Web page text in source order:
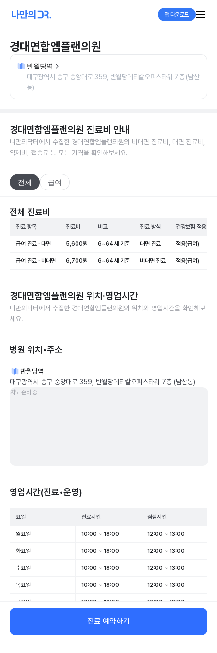
앱 다운로드
경대연합엠플랜의원
반월당역
대구광역시 중구 중앙대로 359, 반월당메티칼오피스타워 7층 (남산
동)
경대연합엠플랜의원 진료비 안내
나만의닥터에서 수집한 경대연합엠플랜의원의 비대면 진료비, 대면 진료비,
약제비, 접종료 등 모든 가격을 확인해보세요.
전체 급여
전체 진료비
진료 항목 진료비 비고 진료 방식 건강보험 적용
급여 진료 · 대면 5,600원 6~64세 기준 대면 진료 적용(급여)
급여 진료 · 비대면 6,700원 6~64세 기준 비대면 진료 적용(급여)
경대연합엠플랜의원 위치·영업시간
나만의닥터에서 수집한 경대연합엠플랜의원의 위치와 영업시간을 확인해보
세요.
병원 위치•주소
반월당역
대구광역시 중구 중앙대로 359, 반월당메티칼오피스타워 7층 (남산동)
지도 준비 중
영업시간(진료•운영)
요일 진료시간 점심시간
월요일 10:00 ~ 18:00 12:00 ~ 13:00
화요일 10:00 ~ 18:00 12:00 ~ 13:00
수요일 10:00 ~ 18:00 12:00 ~ 13:00
목요일 10:00 ~ 18:00 12:00 ~ 13:00
금요일 10:00 ~ 18:00 12:00 ~ 13:00
10:00 ~ 15:00
일요일 휴무 -
진료 예약하기